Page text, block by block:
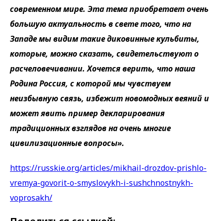
современном мире. Эта тема приобретает очень
большую актуальность в свете того, что на
Западе мы видим такие диковинные кульбиты,
которые, можно сказать, свидетельствуют о
расчеловечивании. Хочется верить, что наша
Родина Россия, с которой мы чувствуем
неизбывную связь, избежит новомодных веяний и
может явить пример декларирования
традиционных взглядов на очень многие
цивилизационные вопросы».
https://russkie.org/articles/mikhail-drozdov-prishlo-
vremya-govorit-o-smyslovykh-i-sushchnostnykh-
voprosakh/